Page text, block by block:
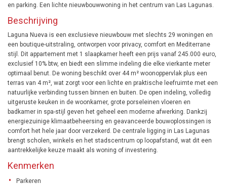
en parking. Een lichte nieuwbouwwoning in het centrum van Las Lagunas.
Beschrijving
Laguna Nueva is een exclusieve nieuwbouw met slechts 29 woningen en
een boutique-uitstraling, ontworpen voor privacy, comfort en Mediterrane
stijl. Dit appartement met 1 slaapkamer heeft een prijs vanaf 245.000 euro,
exclusief 10% btw, en biedt een slimme indeling die elke vierkante meter
optimaal benut. De woning beschikt over 44 m² woonoppervlak plus een
terras van 4 m², wat zorgt voor een lichte en praktische leefruimte met een
natuurlijke verbinding tussen binnen en buiten. De open indeling, volledig
uitgeruste keuken in de woonkamer, grote porseleinen vloeren en
badkamer in spa-stijl geven het geheel een moderne afwerking. Dankzij
energiezuinige klimaatbeheersing en geavanceerde bouwoplossingen is
comfort het hele jaar door verzekerd. De centrale ligging in Las Lagunas
brengt scholen, winkels en het stadscentrum op loopafstand, wat dit een
aantrekkelijke keuze maakt als woning of investering.
Kenmerken
Parkeren